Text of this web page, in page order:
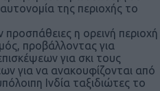
της περιοχής το
προσπάθειες η ορεινή περιοχή
προβάλλοντας για
για σκι τους
για να ανακουφίζονται από
Ινδία ταξιδιώτες το